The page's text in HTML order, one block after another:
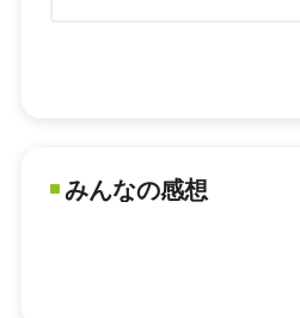
みんなの感想